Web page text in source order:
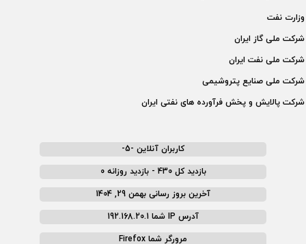
وزارت نفت
شركت ملی گاز ايران
شركت ملی نفت ايران
شركت ملی صنايع پتروشيمی
شركت پالايش و پخش فرآورده های نفتی ايران
کاربران آنلاین -5-
بازدید کل 430 - بازدید روزانه 0
آخرین بروز رسانی بهمن 29, 1404
آدرس IP شما 192.168.20.1
مرورگر شما Firefox